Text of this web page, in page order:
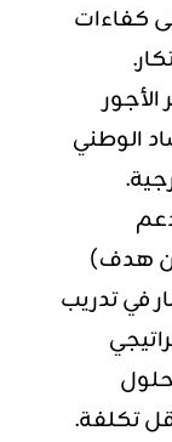
كفاءات
الوطني
هدف)
في تدريب
تكلفة.